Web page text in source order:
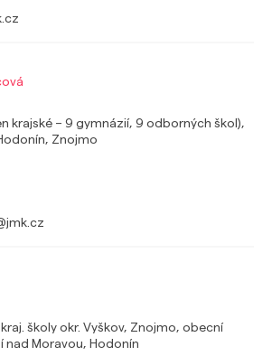
krajské – 9 gymnázií, 9 odborných škol),
Znojmo
školy okr. Vyškov, Znojmo, obecní
nad Moravou, Hodonín